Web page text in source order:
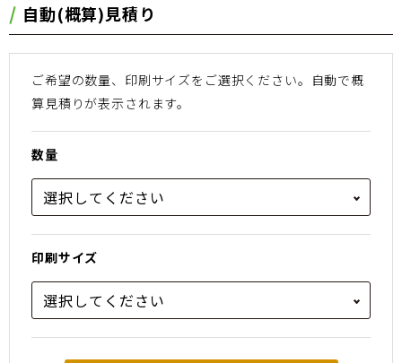
⾃動(概算)⾒積り
ご希望の数量、印刷サイズをご選択ください。 ⾃動で概
算⾒積りが表⽰されます。
数量
印刷サイズ